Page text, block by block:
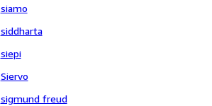
siamo
siddharta
siepi
Siervo
sigmund freud